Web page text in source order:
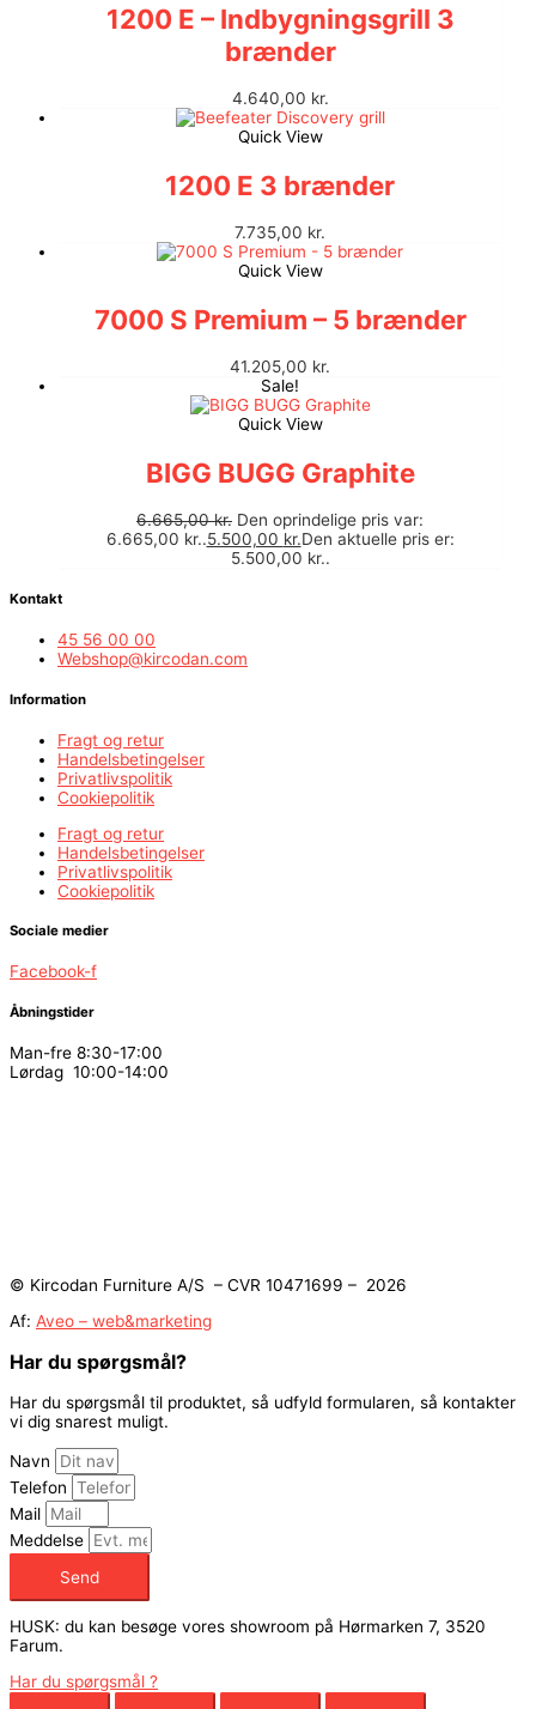
1200 E – Indbygningsgrill 3
brænder
4.640,00 kr.
Quick View
1200 E 3 brænder
7.735,00 kr.
Quick View
7000 S Premium – 5 brænder
41.205,00 kr.
Sale!
Quick View
BIGG BUGG Graphite
6.665,00kr. Den oprindelige pris var:
6.665,00 kr..5.500,00 kr.Den aktuelle pris er:
5.500,00 kr..
Kontakt
45 56 00 00
Webshop@kircodan.com
Information
Fragt og retur
Handelsbetingelser
Privatlivspolitik
Cookiepolitik
Fragt og retur
Handelsbetingelser
Privatlivspolitik
Cookiepolitik
Sociale medier
Facebook-f
Åbningstider
Man-fre 8:30-17:00
Lørdag 10:00-14:00
© Kircodan Furniture A/S – CVR 10471699 – 2026
Af: Aveo – web&marketing
Har du spørgsmål?
Har du spørgsmål til produktet, så udfyld formularen, så kontakter
vi dig snarest muligt.
Navn
Telefon
Mail
Meddelse
Send
HUSK: du kan besøge vores showroom på Hørmarken 7, 3520
Farum.
Har du spørgsmål ?